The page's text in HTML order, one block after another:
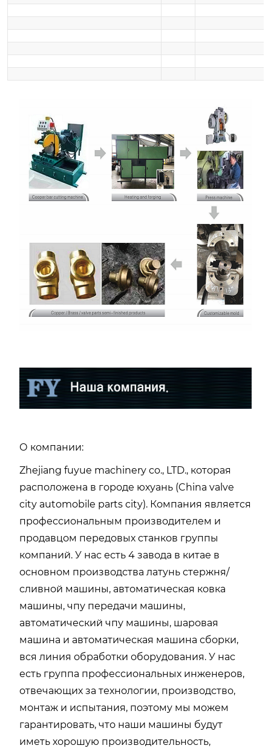
О компании:
Zhejiang fuyue machinery co., LTD., которая
расположена в городе юхуань (China valve
city automobile parts city). Компания является
профессиональным производителем и
продавцом передовых станков группы
компаний. У нас есть 4 завода в китае в
основном производства латунь стержня/
сливной машины, автоматическая ковка
машины, чпу передачи машины,
автоматический чпу машины, шаровая
машина и автоматическая машина сборки,
вся линия обработки оборудования. У нас
есть группа профессиональных инженеров,
отвечающих за технологии, производство,
монтаж и испытания, поэтому мы можем
гарантировать, что наши машины будут
иметь хорошую производительность,